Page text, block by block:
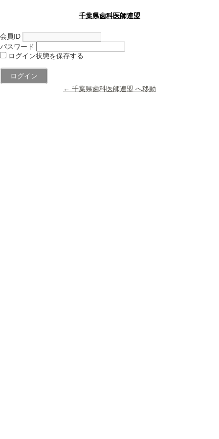
千葉県歯科医師連盟
会員ID
パスワード
ログイン状態を保存する
← 千葉県歯科医師連盟 へ移動